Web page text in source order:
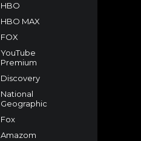
HBO
HBO MAX
FOX
YouTube
Premium
Discovery
National
Geographic
Fox
Amazom